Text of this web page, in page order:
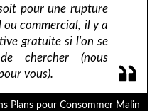
pour une rupture
commercial, il y a
gratuite si l'on se
chercher (nous
vous).
Plans pour Consommer Malin